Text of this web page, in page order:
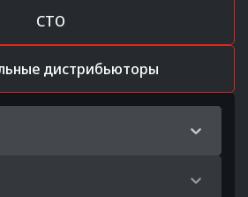
СТО
дистрибьюторы